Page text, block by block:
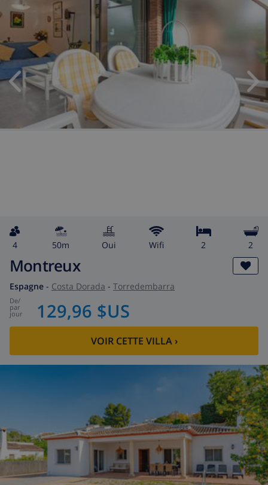
4 50m Oui wifi 2 2
Montreux
Espagne - Costa Dorada - Torredembarra
de/
par
jour 129,96 $US
VOIR CETTE VILLA›